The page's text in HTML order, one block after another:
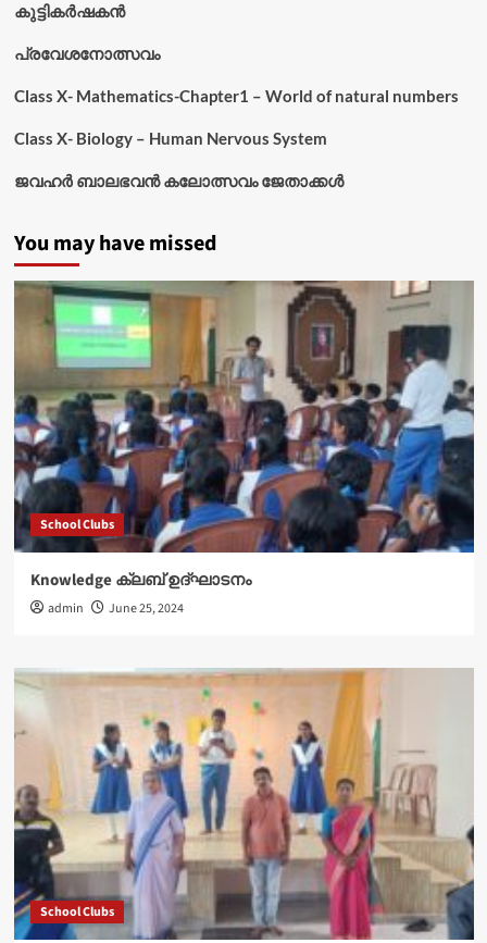
കുട്ടികര്‍ഷകന്‍
പ്രവേശനോത്സവം
Class X- Mathematics-Chapter1 – World of natural numbers
Class X- Biology – Human Nervous System
ജവഹർ ബാലഭവൻ കലോത്സവം ജേതാക്കൾ
You may have missed
School Clubs
Knowledge ക്ലബ് ഉദ്‌ഘാടനം
admin June 25, 2024
School Clubs